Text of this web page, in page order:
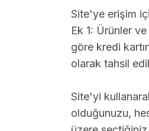
Site'ye erişim
Ek 1: Ürünler ve
göre kredi
olarak tahsil
Site'yi
olduğunuzu,